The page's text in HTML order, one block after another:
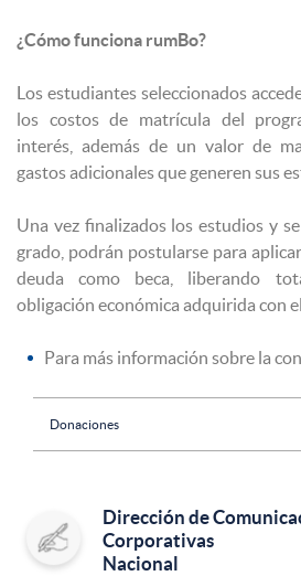
¿Cómo funciona rumBo?
Los estudiantes seleccionados
los costos de matrícula del
interés, además de un valor de
gastos adicionales que generen sus
Una vez finalizados los estudios y
grado, podrán postularse para
deuda como beca, liberando
obligación económica adquirida con
Para más información sobre la
Donaciones
Dirección de
Corporativas
Nacional